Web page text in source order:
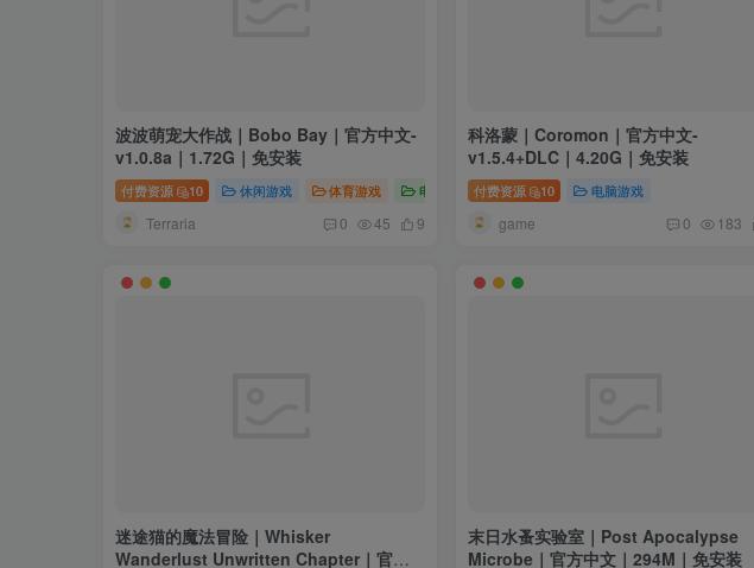
波波萌宠大作战｜Bobo Bay｜官方中文-
v1.0.8a｜1.72G｜免安装
付费资源 10 休闲游戏 体育游戏 电脑游戏
Terraria 0 45 9
科洛蒙｜Coromon｜官方中文-
v1.5.4+DLC｜4.20G｜免安装
付费资源 10 电脑游戏
game 0 183
迷途猫的魔法冒险｜Whisker
Wanderlust Unwritten Chapter｜官方
末日水蚤实验室｜Post Apocalypse
Microbe｜官方中文｜294M｜免安装